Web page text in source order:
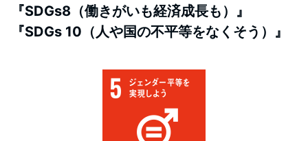
『SDGs8（働きがいも経済成長も）』
『SDGs 10（人や国の不平等をなくそう）』